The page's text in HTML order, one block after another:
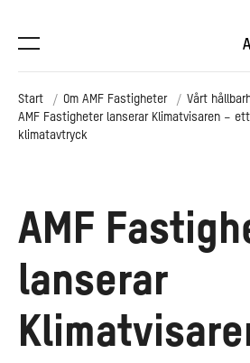
Start Om AMF Fastigheter
Vårt
AMF Fastigheter lanserar Klimatvisaren –
klimatavtryck
AMF
lanserar